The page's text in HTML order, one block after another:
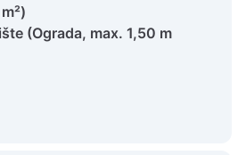
(Ograda, max. 1,50 m